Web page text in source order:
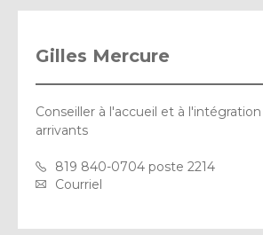
Gilles Mercure
Conseiller à l'accueil et à
arrivants
819 840-0704 poste 2214
Courriel